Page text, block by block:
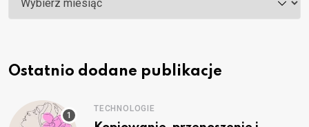
Ostatnio dodane publikacje
TECHNOLOGIE